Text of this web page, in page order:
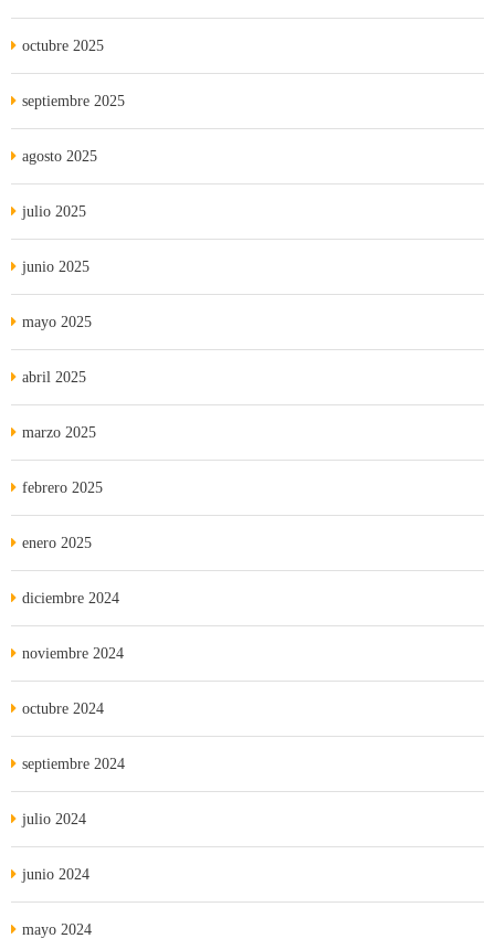
octubre 2025
septiembre 2025
agosto 2025
julio 2025
junio 2025
mayo 2025
abril 2025
marzo 2025
febrero 2025
enero 2025
diciembre 2024
noviembre 2024
octubre 2024
septiembre 2024
julio 2024
junio 2024
mayo 2024